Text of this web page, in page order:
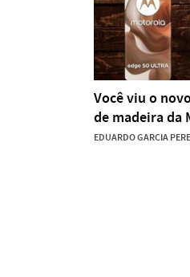
Você viu o
de madeira da
EDUARDO GARCIA